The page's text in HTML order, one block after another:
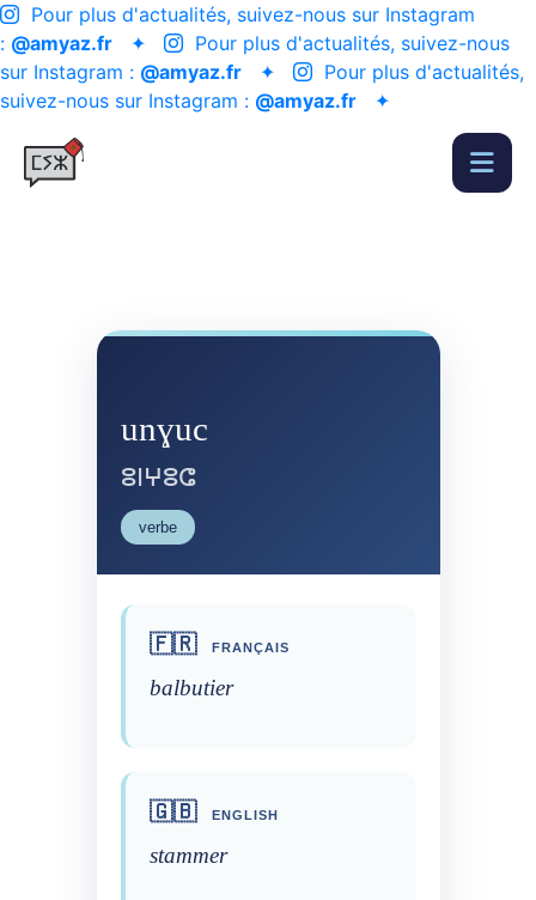
Pour plus d'actualités, suivez-nous sur Instagram
: @amyaz.fr ✦
Pour plus d'actualités, suivez-nous
sur Instagram : @amyaz.fr ✦
Pour plus d'actualités,
suivez-nous sur Instagram : @amyaz.fr ✦
unɣuc
ⵓⵏⵖⵓⵛ
verbe
🇫🇷 FRANÇAIS
balbutier
🇬🇧 ENGLISH
stammer